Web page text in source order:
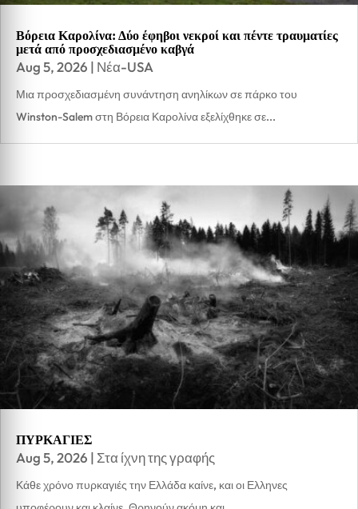
Βόρεια Καρολίνα: Δύο έφηβοι νεκροί και πέντε τραυματίες
μετά από προσχεδιασμένο καβγά
Aug 5, 2026 | Νέα-USA
Μια προσχεδιασμένη συνάντηση ανηλίκων σε πάρκο του
Winston-Salem στη Βόρεια Καρολίνα εξελίχθηκε σε...
ΠΥΡΚΑΓΙΕΣ
Aug 5, 2026 | Στα ίχνη της γραφής
Κάθε χρόνο πυρκαγιές την Ελλάδα καίνε, και οι Ελληνες